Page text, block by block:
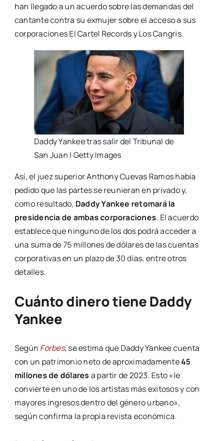
han llegado a un acuerdo sobre las demandas del
cantante contra su exmujer sobre el acceso a sus
corporaciones El Cartel Records y Los Cangris.
Daddy Yankee tras salir del Tribunal de
San Juan | Getty Images
Así, el juez superior Anthony Cuevas Ramos había
pedido que las partes se reunieran en privado y,
como resultado, Daddy Yankee retomará la
presidencia de ambas corporaciones. El acuerdo
establece que ninguno de los dos podrá acceder a
una suma de 75 millones de dólares de las cuentas
corporativas en un plazo de 30 días, entre otros
detalles.
Cuánto dinero tiene Daddy
Yankee
Según Forbes, se estima que Daddy Yankee cuenta
con un patrimonio neto de aproximadamente45
millones de dólares a partir de 2023. Esto «le
convierte en uno de los artistas más exitosos y con
mayores ingresos dentro del género urbano»,
según confirma la propia revista económica.